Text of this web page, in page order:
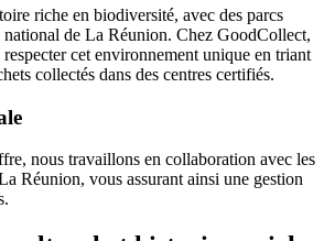
riche en biodiversité, avec des parcs
national de La Réunion. Chez GoodCollect,
respecter cet environnement unique en triant
collectés dans des centres certifiés.
nous travaillons en collaboration avec les
Réunion, vous assurant ainsi une gestion